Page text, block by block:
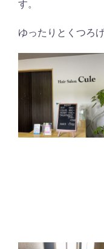
す。
ゆったりとくつろ